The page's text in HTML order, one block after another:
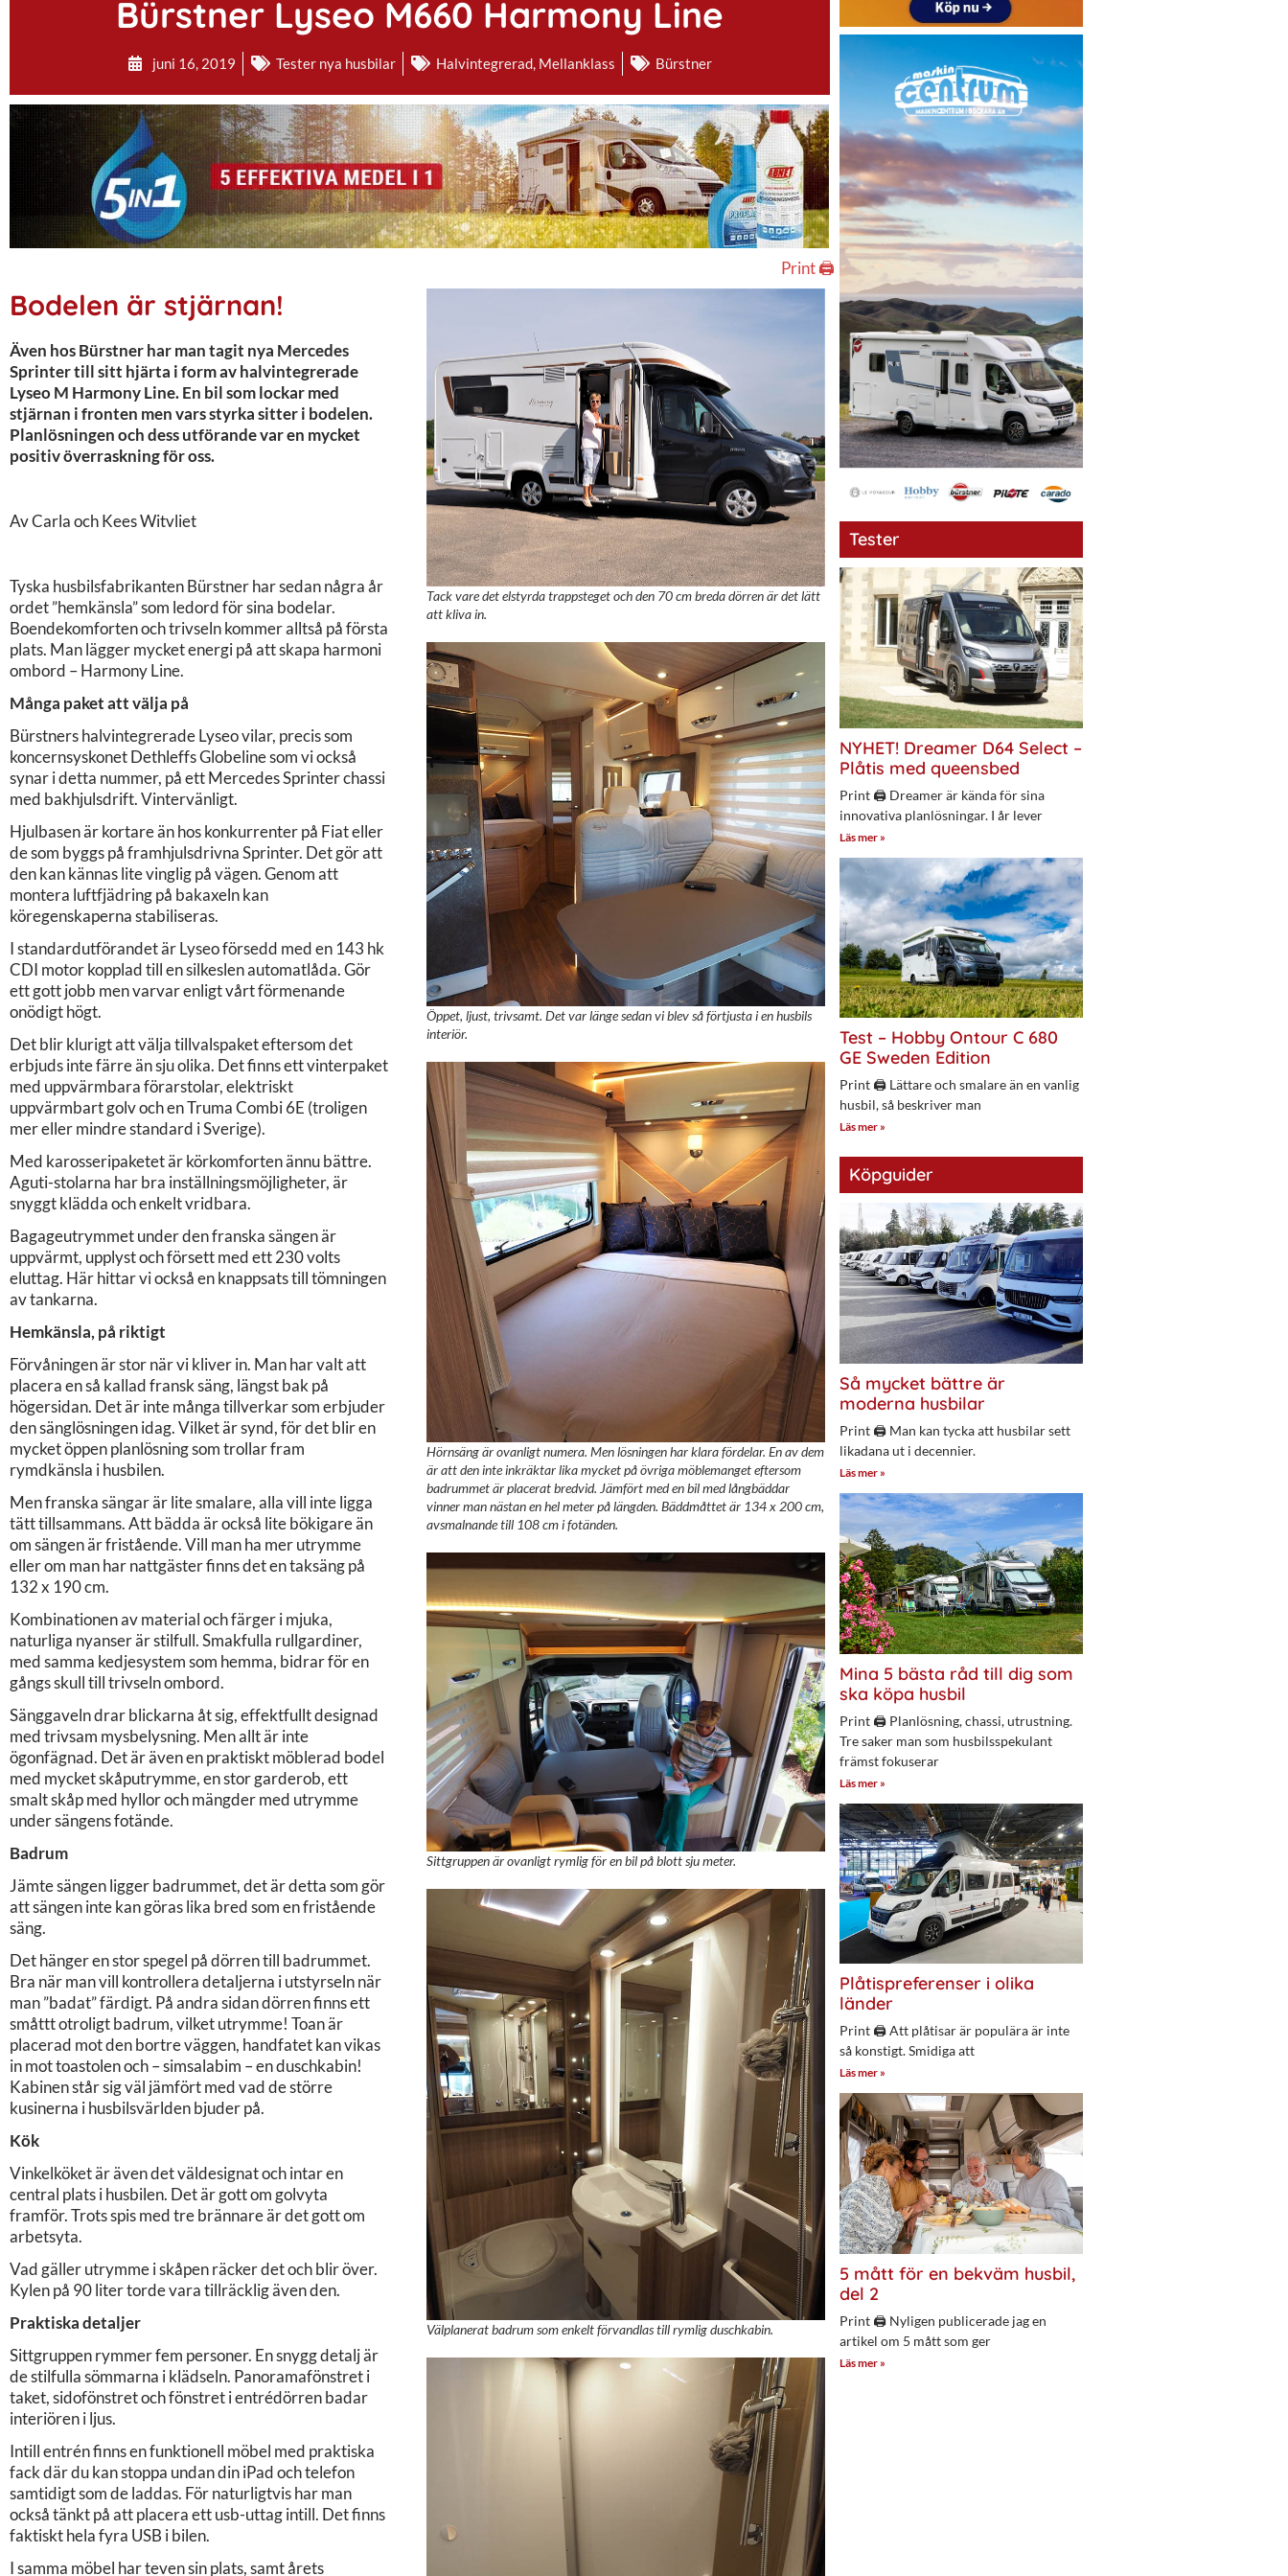
Bürstner Lyseo M660 Harmony Line
juni 16, 2019 Tester nya husbilar Halvintegrerad, Mellanklass Bürstner
Print 🖨
Bodelen är stjärnan!
Även hos Bürstner har man tagit nya Mercedes
Sprinter till sitt hjärta i form av halvintegrerade
Lyseo M Harmony Line. En bil som lockar med
stjärnan i fronten men vars styrka sitter i bodelen.
Planlösningen och dess utförande var en mycket
positiv överraskning för oss.
Av Carla och Kees Witvliet
Tyska husbilsfabrikanten Bürstner har sedan några år
ordet ”hemkänsla” som ledord för sina bodelar.
Boendekomforten och trivseln kommer alltså på första
plats. Man lägger mycket energi på att skapa harmoni
ombord – Harmony Line.
Många paket att välja på
Bürstners halvintegrerade Lyseo vilar, precis som
koncernsyskonet Dethleffs Globeline som vi också
synar i detta nummer, på ett Mercedes Sprinter chassi
med bakhjulsdrift. Vintervänligt.
Hjulbasen är kortare än hos konkurrenter på Fiat eller
de som byggs på framhjulsdrivna Sprinter. Det gör att
den kan kännas lite vinglig på vägen. Genom att
montera luftfjädring på bakaxeln kan
köregenskaperna stabiliseras.
I standardutförandet är Lyseo försedd med en 143 hk
CDI motor kopplad till en silkeslen automatlåda. Gör
ett gott jobb men varvar enligt vårt förmenande
onödigt högt.
Det blir klurigt att välja tillvalspaket eftersom det
erbjuds inte färre än sju olika. Det finns ett vinterpaket
med uppvärmbara förarstolar, elektriskt
uppvärmbart golv och en Truma Combi 6E (troligen
mer eller mindre standard i Sverige).
Med karosseripaketet är körkomforten ännu bättre.
Aguti-stolarna har bra inställningsmöjligheter, är
snyggt klädda och enkelt vridbara.
Bagageutrymmet under den franska sängen är
uppvärmt, upplyst och försett med ett 230 volts
eluttag. Här hittar vi också en knappsats till tömningen
av tankarna.
Hemkänsla, på riktigt
Förvåningen är stor när vi kliver in. Man har valt att
placera en så kallad fransk säng, längst bak på
högersidan. Det är inte många tillverkar som erbjuder
den sänglösningen idag. Vilket är synd, för det blir en
mycket öppen planlösning som trollar fram
rymdkänsla i husbilen.
Men franska sängar är lite smalare, alla vill inte ligga
tätt tillsammans. Att bädda är också lite bökigare än
om sängen är fristående. Vill man ha mer utrymme
eller om man har nattgäster finns det en taksäng på
132 x 190 cm.
Kombinationen av material och färger i mjuka,
naturliga nyanser är stilfull. Smakfulla rullgardiner,
med samma kedjesystem som hemma, bidrar för en
gångs skull till trivseln ombord.
Sänggaveln drar blickarna åt sig, effektfullt designad
med trivsam mysbelysning. Men allt är inte
ögonfägnad. Det är även en praktiskt möblerad bodel
med mycket skåputrymme, en stor garderob, ett
smalt skåp med hyllor och mängder med utrymme
under sängens fotände.
Badrum
Jämte sängen ligger badrummet, det är detta som gör
att sängen inte kan göras lika bred som en fristående
säng.
Det hänger en stor spegel på dörren till badrummet.
Bra när man vill kontrollera detaljerna i utstyrseln när
man ”badat” färdigt. På andra sidan dörren finns ett
småttt otroligt badrum, vilket utrymme! Toan är
placerad mot den bortre väggen, handfatet kan vikas
in mot toastolen och – simsalabim – en duschkabin!
Kabinen står sig väl jämfört med vad de större
kusinerna i husbilsvärlden bjuder på.
Kök
Vinkelköket är även det väldesignat och intar en
central plats i husbilen. Det är gott om golvyta
framför. Trots spis med tre brännare är det gott om
arbetsyta.
Vad gäller utrymme i skåpen räcker det och blir över.
Kylen på 90 liter torde vara tillräcklig även den.
Praktiska detaljer
Sittgruppen rymmer fem personer. En snygg detalj är
de stilfulla sömmarna i klädseln. Panoramafönstret i
taket, sidofönstret och fönstret i entrédörren badar
interiören i ljus.
Intill entrén finns en funktionell möbel med praktiska
fack där du kan stoppa undan din iPad och telefon
samtidigt som de laddas. För naturligtvis har man
också tänkt på att placera ett usb-uttag intill. Det finns
faktiskt hela fyra USB i bilen.
I samma möbel har teven sin plats, samt årets
Tack vare det elstyrda trappsteget och den 70 cm breda dörren är det lätt
att kliva in.
Öppet, ljust, trivsamt. Det var länge sedan vi blev så förtjusta i en husbils
interiör.
Hörnsäng är ovanligt numera. Men lösningen har klara fördelar. En av dem
är att den inte inkräktar lika mycket på övriga möblemanget eftersom
badrummet är placerat bredvid. Jämfört med en bil med långbäddar
vinner man nästan en hel meter på längden. Bäddmåttet är 134 x 200 cm,
avsmalnande till 108 cm i fotänden.
Sittgruppen är ovanligt rymlig för en bil på blott sju meter.
Välplanerat badrum som enkelt förvandlas till rymlig duschkabin.
Tester
NYHET! Dreamer D64 Select –
Plåtis med queensbed
Print 🖨 Dreamer är kända för sina
innovativa planlösningar. I år lever
Läs mer »
Test – Hobby Ontour C 680
GE Sweden Edition
Print 🖨 Lättare och smalare än en vanlig
husbil, så beskriver man
Läs mer »
Köpguider
Så mycket bättre är
moderna husbilar
Print 🖨 Man kan tycka att husbilar sett
likadana ut i decennier.
Läs mer »
Mina 5 bästa råd till dig som
ska köpa husbil
Print 🖨 Planlösning, chassi, utrustning.
Tre saker man som husbilsspekulant
främst fokuserar
Läs mer »
Plåtispreferenser i olika
länder
Print 🖨 Att plåtisar är populära är inte
så konstigt. Smidiga att
Läs mer »
5 mått för en bekväm husbil,
del 2
Print 🖨 Nyligen publicerade jag en
artikel om 5 mått som ger
Läs mer »